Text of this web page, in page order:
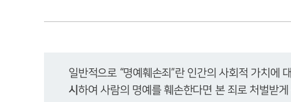
일반적으로 “명예훼손죄”란 인간의 사회적 가치에
시